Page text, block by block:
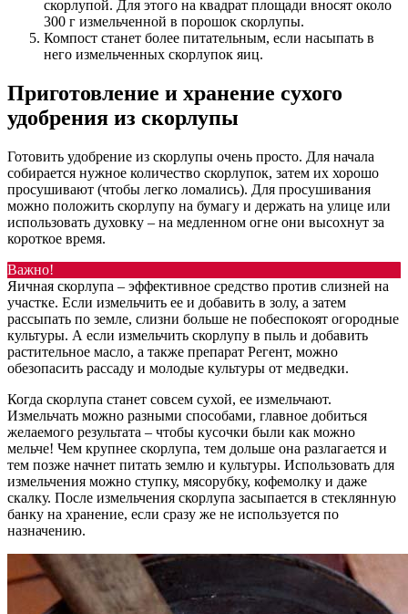
скорлупой. Для этого на квадрат площади вносят около
300 г измельченной в порошок скорлупы.
Компост станет более питательным, если насыпать в
него измельченных скорлупок яиц.
Приготовление и хранение сухого
удобрения из скорлупы
Готовить удобрение из скорлупы очень просто. Для начала
собирается нужное количество скорлупок, затем их хорошо
просушивают (чтобы легко ломались). Для просушивания
можно положить скорлупу на бумагу и держать на улице или
использовать духовку – на медленном огне они высохнут за
короткое время.
Важно!
Яичная скорлупа – эффективное средство против слизней на
участке. Если измельчить ее и добавить в золу, а затем
рассыпать по земле, слизни больше не побеспокоят огородные
культуры. А если измельчить скорлупу в пыль и добавить
растительное масло, а также препарат Регент, можно
обезопасить рассаду и молодые культуры от медведки.
Когда скорлупа станет совсем сухой, ее измельчают.
Измельчать можно разными способами, главное добиться
желаемого результата – чтобы кусочки были как можно
мельче! Чем крупнее скорлупа, тем дольше она разлагается и
тем позже начнет питать землю и культуры. Использовать для
измельчения можно ступку, мясорубку, кофемолку и даже
скалку. После измельчения скорлупа засыпается в стеклянную
банку на хранение, если сразу же не используется по
назначению.